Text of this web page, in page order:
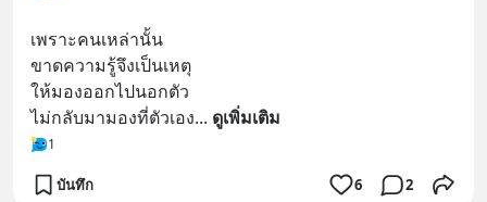
เพราะคนเหล่านั้น
ขาดความรู้จึงเป็นเหตุ
ให้มองออกไปนอกตัว
ไม่กลับมามองที่ตัวเอง... ดูเพิ่มเติม
1
บันทึก 6 2